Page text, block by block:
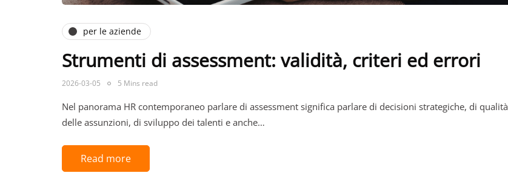
per le aziende
Strumenti di assessment: validità, criteri ed errori
2026-03-05 5 Mins read
Nel panorama HR contemporaneo parlare di assessment significa parlare di decisioni strategiche, di qualità
delle assunzioni, di sviluppo dei talenti e anche…
Read more